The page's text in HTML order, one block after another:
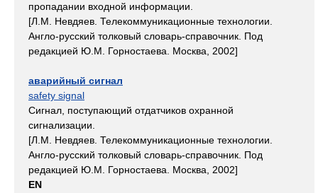
пропадании входной информации.
[Л.М. Невдяев. Телекоммуникационные технологии.
Англо-русский толковый словарь-справочник. Под
редакцией Ю.М. Горностаева. Москва, 2002]
аварийный сигнал
safety signal
Сигнал, поступающий отдатчиков охранной
сигнализации.
[Л.М. Невдяев. Телекоммуникационные технологии.
Англо-русский толковый словарь-справочник. Под
редакцией Ю.М. Горностаева. Москва, 2002]
EN